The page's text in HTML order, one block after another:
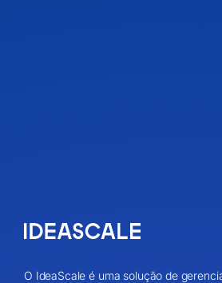
O IdeaScale é uma solução de